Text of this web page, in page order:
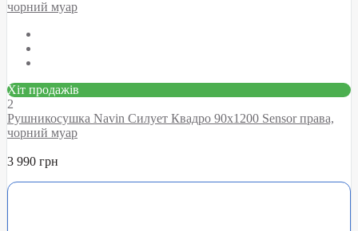
Хіт продажів
2
Рушникосушка Navin Силует Квадро 90х1200 Sensor права,
чорний муар
3 990 грн